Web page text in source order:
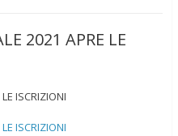
2021 APRE LE
ISCRIZIONI
ISCRIZIONI